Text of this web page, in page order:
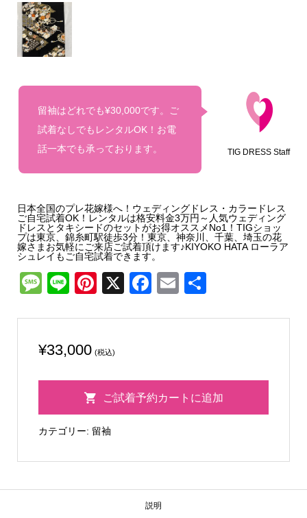
TIG DRESS Staff
留袖はどれでも¥30,000です。ご
試着なしでもレンタルOK！お電
話一本でも承っております。
日本全国のプレ花嫁様へ！ウェディングドレス・カラードレス
ご自宅試着OK！レンタルは格安料金3万円～人気ウェディング
ドレスとタキシードのセットがお得オススメNo1！TIGショッ
プは東京、錦糸町駅徒歩3分！東京、神奈川、千葉、埼玉の花
嫁さまお気軽にご来店ご試着頂けます♪KIYOKO HATA ローラア
シュレイもご自宅試着できます。
Message
LinePinterest
X Facebook
Email
¥33,000 (税込)
TM13
ご試着予約カートに追加
カテゴリー: 留袖
説明